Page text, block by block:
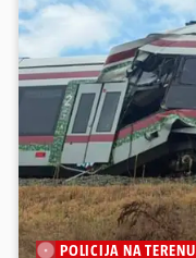
POLICIJA NA TERENU